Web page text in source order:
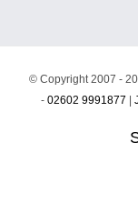
© Copyright 2007 -
- 02602 9991877 |